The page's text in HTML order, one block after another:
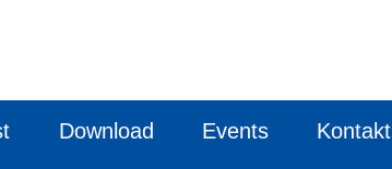
Download Events Kontakt